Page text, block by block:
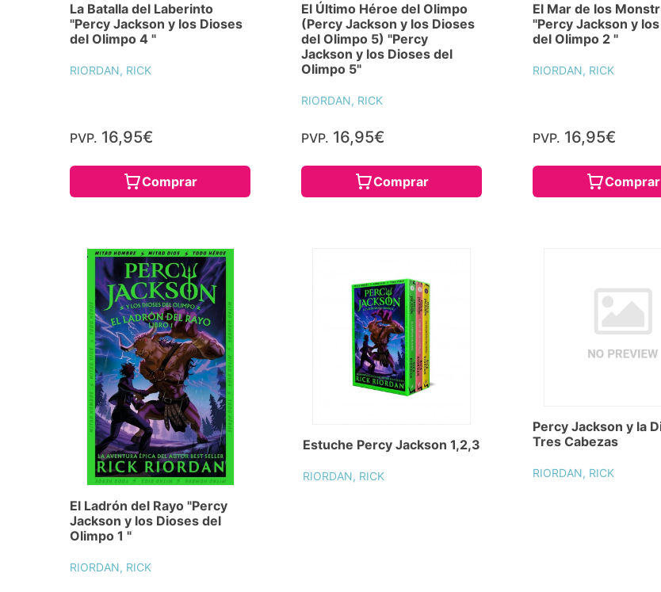
La Batalla del Laberinto
"Percy Jackson y los Dioses
del Olimpo 4 "
RIORDAN, RICK
PVP. 16,95€
Comprar
El Último Héroe del Olimpo
(Percy Jackson y los Dioses
del Olimpo 5) "Percy
Jackson y los Dioses del
Olimpo 5"
RIORDAN, RICK
PVP. 16,95€
Comprar
El Mar de los
"Percy Jackson y
del Olimpo 2 "
RIORDAN, RICK
PVP. 16,95€
Comprar
El Ladrón del Rayo "Percy
Jackson y los Dioses del
Olimpo 1 "
RIORDAN, RICK
Estuche Percy Jackson 1,2,3
RIORDAN, RICK
Percy Jackson y la
Tres Cabezas
RIORDAN, RICK